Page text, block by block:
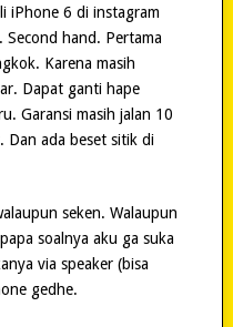
iPhone 6 di instagram
hand. Pertama
Karena masih
Dapat ganti hape
Garansi masih jalan 10
Dan ada beset sitik di
seken. Walaupun
soalnya aku ga suka
via speaker (bisa
gedhe.